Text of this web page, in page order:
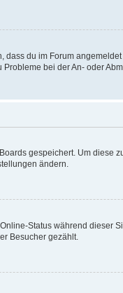
du im Forum
bei der An- oder
gespeichert. Um diese
ändern.
Status während dieser
Besucher gezählt.